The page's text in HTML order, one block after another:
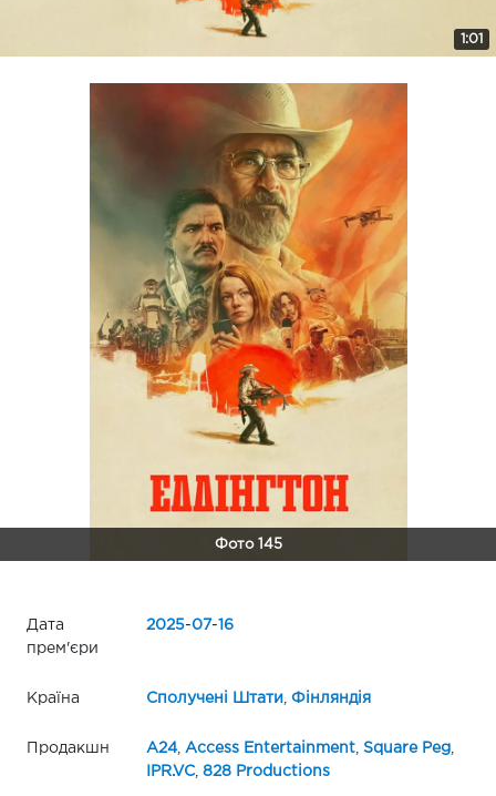
1:01
Фото 145
Дата
прем'єри
2025-07-16
Країна Сполучені Штати Фінляндія
Продакшн A24, Access Entertainment, Square Peg,
IPR.VC, 828 Productions